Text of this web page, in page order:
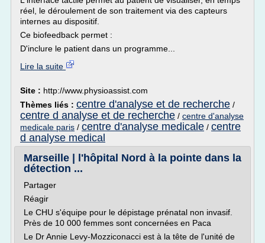
réel, le déroulement de son traitement via des capteurs
internes au dispositif.
Ce biofeedback permet :
D'inclure le patient dans un programme...
Lire la suite
Site : http://www.physioassist.com
Thèmes liés : centre d'analyse et de recherche /
centre d analyse et de recherche / centre d'analyse
medicale paris / centre d'analyse medicale / centre
d analyse medical
Marseille | l'hôpital Nord à la pointe dans la
détection ...
Partager
Réagir
Le CHU s'équipe pour le dépistage prénatal non invasif.
Près de 10 000 femmes sont concernées en Paca
Le Dr Annie Levy-Mozziconacci est à la tête de l'unité de